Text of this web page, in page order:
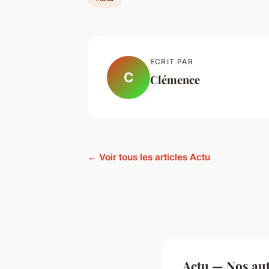
C
ECRIT PAR
Clémence
← Voir tous les articles Actu
Actu — Nos